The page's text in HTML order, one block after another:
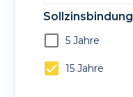
Sollzinsbindung
5 Jahre
15 Jahre